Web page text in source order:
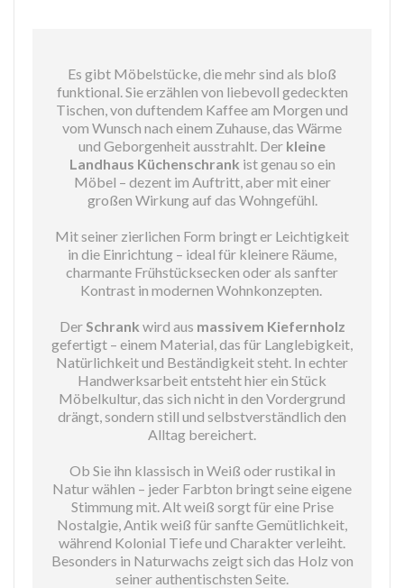
Es gibt Möbelstücke, die mehr sind als bloß
funktional. Sie erzählen von liebevoll gedeckten
Tischen, von duftendem Kaffee am Morgen und
vom Wunsch nach einem Zuhause, das Wärme
und Geborgenheit ausstrahlt. Der kleine
Landhaus Küchenschrank ist genau so ein
Möbel – dezent im Auftritt, aber mit einer
großen Wirkung auf das Wohngefühl.
Mit seiner zierlichen Form bringt er Leichtigkeit
in die Einrichtung – ideal für kleinere Räume,
charmante Frühstücksecken oder als sanfter
Kontrast in modernen Wohnkonzepten.
DerSchrank wird aus massivem Kiefernholz
gefertigt – einem Material, das für Langlebigkeit,
Natürlichkeit und Beständigkeit steht. In echter
Handwerksarbeit entsteht hier ein Stück
Möbelkultur, das sich nicht in den Vordergrund
drängt, sondern still und selbstverständlich den
Alltag bereichert.
Ob Sie ihn klassisch in Weiß oder rustikal in
Natur wählen – jeder Farbton bringt seine eigene
Stimmung mit. Alt weiß sorgt für eine Prise
Nostalgie, Antik weiß für sanfte Gemütlichkeit,
während Kolonial Tiefe und Charakter verleiht.
Besonders in Naturwachs zeigt sich das Holz von
seiner authentischsten Seite.